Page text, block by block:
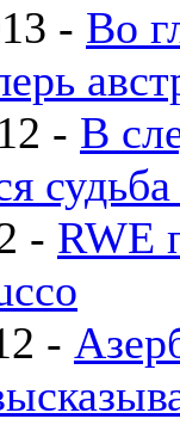
- Во
- В
- RWE
-